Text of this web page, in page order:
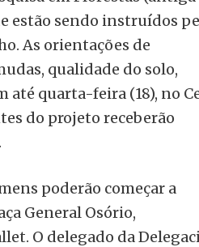
estão sendo instruídos
As orientações de
qualidade do solo,
até quarta-feira (18), no
do projeto receberão
poderão começar a
General Osório,
O delegado da